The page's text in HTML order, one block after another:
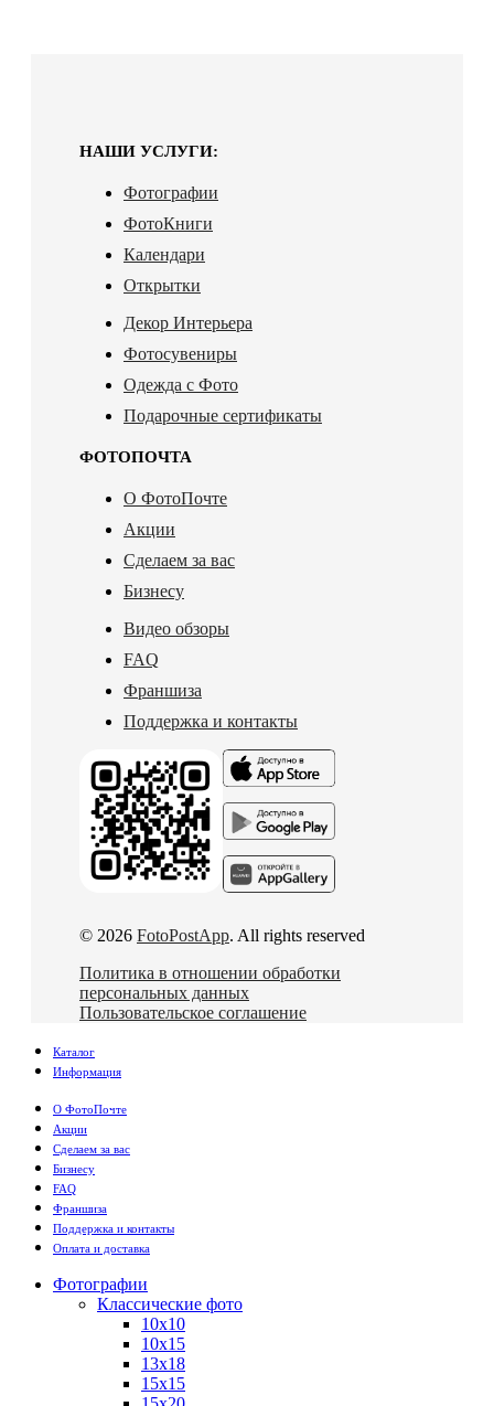
НАШИ УСЛУГИ:
Фотографии
ФотоКниги
Календари
Открытки
Декор Интерьера
Фотосувениры
Одежда с Фото
Подарочные сертификаты
ФОТОПОЧТА
О ФотоПочте
Акции
Сделаем за вас
Бизнесу
Видео обзоры
FAQ
Франшиза
Поддержка и контакты
© 2026 FotoPostApp. All rights reserved
Политика в отношении обработки
персональных данных
Пользовательское соглашение
Каталог
Информация
О ФотоПочте
Акции
Сделаем за вас
Бизнесу
FAQ
Франшиза
Поддержка и контакты
Оплата и доставка
Фотографии
Классические фото
10х10
10х15
13х18
15х15